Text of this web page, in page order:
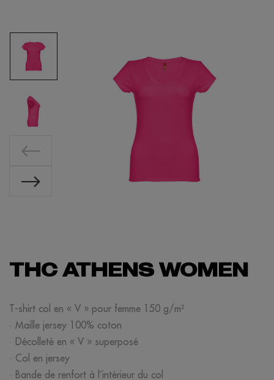
THC ATHENS WOMEN
T-shirt col en « V » pour femme 150 g/m²
· Maille jersey 100% coton
· Décolleté en « V » superposé
· Col en jersey
· Bande de renfort à l’intérieur du col